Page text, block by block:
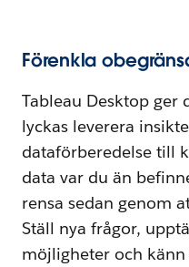
Förenkla
Tableau Desktop
lyckas leverera
dataförberedelse till
data var du än
rensa sedan genom
Ställ nya frågor,
möjligheter och